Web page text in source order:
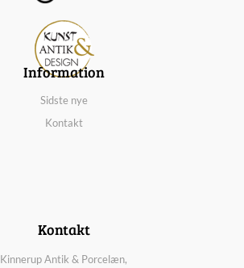
Information
Sidste nye
Kontakt
Kontakt
Kinnerup Antik & Porcelæn,